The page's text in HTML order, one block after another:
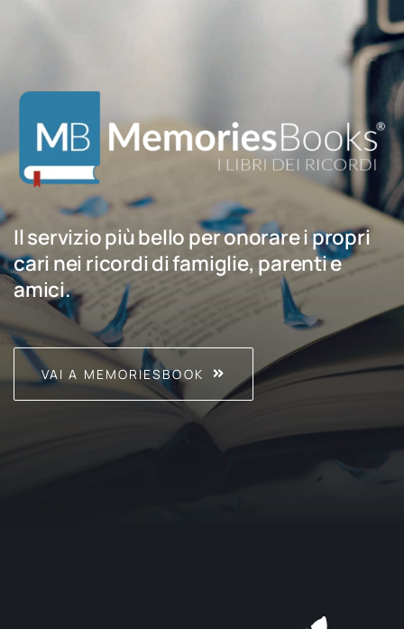
Il servizio più bello per onorare i propri
cari nei ricordi di famiglie, parenti e
amici.
VAI A MEMORIESBOOK